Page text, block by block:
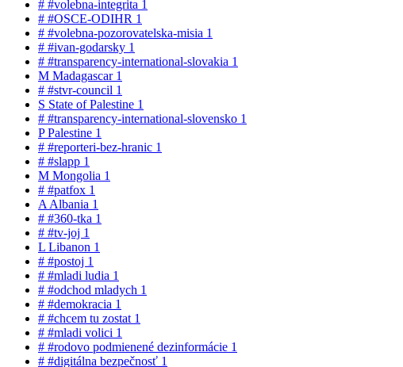
# #volebna-integrita 1
# #OSCE-ODIHR 1
# #volebna-pozorovatelska-misia 1
# #ivan-godarsky 1
# #transparency-international-slovakia 1
M Madagascar 1
# #stvr-council 1
S State of Palestine 1
# #transparency-international-slovensko 1
PPalestine 1
# #reporteri-bez-hranic 1
# #slapp 1
M Mongolia 1
# #patfox 1
A Albania 1
# #360-tka 1
# #tv-joj 1
L Libanon 1
# #postoj 1
# #mladi ludia 1
# #odchod mladych 1
# #demokracia 1
# #chcem tu zostat 1
# #mladi volici 1
# #rodovo podmienené dezinformácie 1
# #digitálna bezpečnosť 1